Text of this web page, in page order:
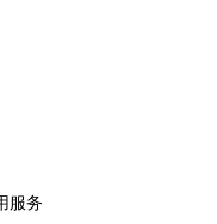
服务